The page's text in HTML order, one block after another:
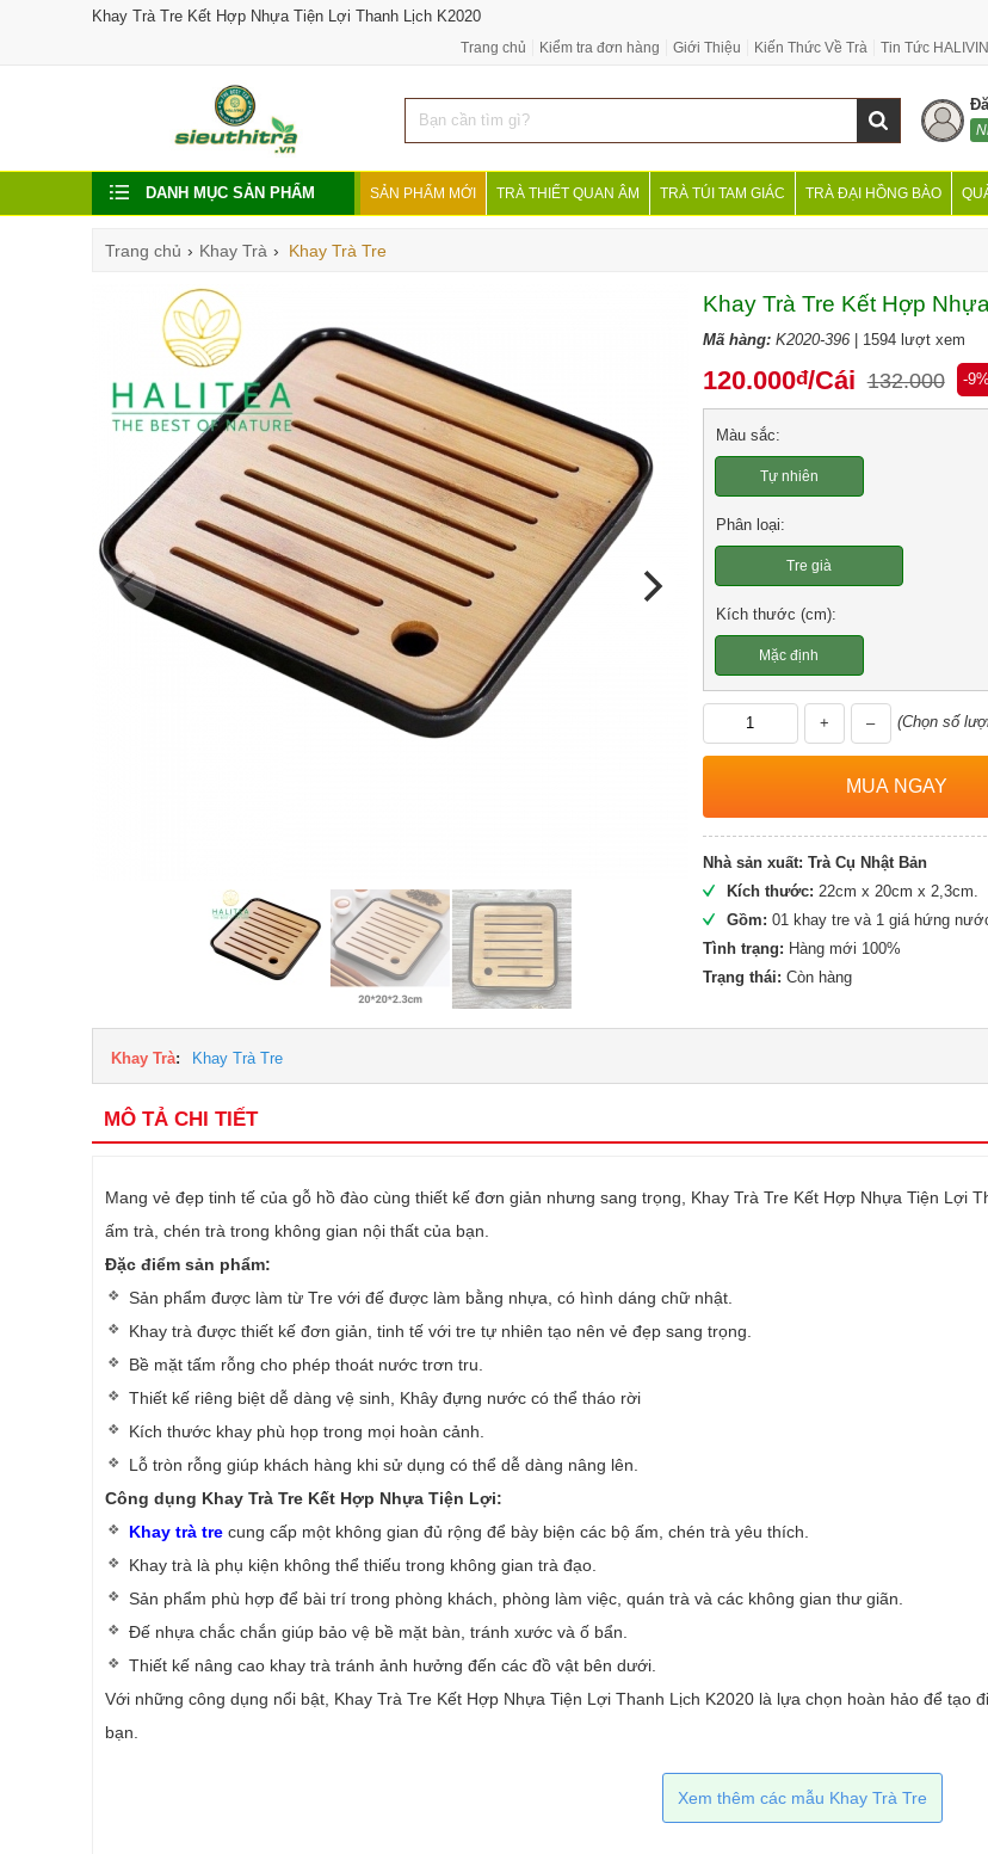
Khay Trà Tre Kết Hợp Nhựa Tiện Lợi Thanh Lịch K2020
Trang chủ Kiểm tra đơn hàng Giới Thiệu Kiến Thức Về Trà Tin Tức
DANH MỤC SẢN PHẨM SẢN PHẨM MỚI TRÀ THIẾT QUAN ÂM TRÀ TÚI TAM GIÁC TRÀ ĐẠI HỒNG BÀO
Trang chủ › Khay Trà › Khay Trà Tre
Khay Trà Tre Kết Hợp
Mã hàng: K2020-396| 1594 lượt xem
120.000đ/Cái 132.000 -9%
Màu sắc:
Tự nhiên
Phân loại:
Tre già
Kích thước (cm):
Mặc định
+ – (Chọn số
Nhà sản xuất: Trà Cụ Nhật Bản
Kích thước: 22cm x 20cm x 2,3cm.
Gồm: 01 khay tre và 1 giá hứng
Tình trạng: Hàng mới 100%
Trạng thái: Còn hàng
Khay Trà: Khay Trà Tre
MÔ TẢ CHI TIẾT
Mang vẻ đẹp tinh tế của gỗ hồ đào cùng thiết kế đơn giản nhưng sang trọng, Khay Trà Tre Kết Hợp Nhựa Tiện Lợi
ấm trà, chén trà trong không gian nội thất của bạn.
Đặc điểm sản phẩm:
Sản phẩm được làm từ Tre với đế được làm bằng nhựa, có hình dáng chữ nhật.
Khay trà được thiết kế đơn giản, tinh tế với tre tự nhiên tạo nên vẻ đẹp sang trọng.
Bề mặt tấm rỗng cho phép thoát nước trơn tru.
Thiết kế riêng biệt dễ dàng vệ sinh, Khây đựng nước có thể tháo rời
Kích thước khay phù họp trong mọi hoàn cảnh.
Lỗ tròn rỗng giúp khách hàng khi sử dụng có thể dễ dàng nâng lên.
Công dụng Khay Trà Tre Kết Hợp Nhựa Tiện Lợi:
Khay trà tre cung cấp một không gian đủ rộng để bày biện các bộ ấm, chén trà yêu thích.
Khay trà là phụ kiện không thể thiếu trong không gian trà đạo.
Sản phẩm phù hợp để bài trí trong phòng khách, phòng làm việc, quán trà và các không gian thư giãn.
Đế nhựa chắc chắn giúp bảo vệ bề mặt bàn, tránh xước và ố bẩn.
Thiết kế nâng cao khay trà tránh ảnh hưởng đến các đồ vật bên dưới.
Với những công dụng nổi bật, Khay Trà Tre Kết Hợp Nhựa Tiện Lợi Thanh Lịch K2020 là lựa chọn hoàn hảo để tạo
bạn.
Xem thêm các mẫu Khay Trà Tre